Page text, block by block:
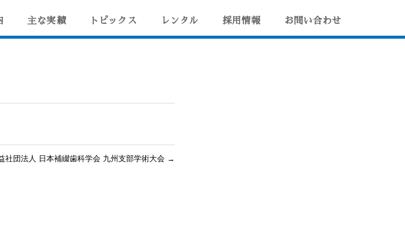
主な実績 トピックス レンタル 採用情報 お問い合わせ
社団法人 日本補綴歯科学会 九州支部学術大会 →